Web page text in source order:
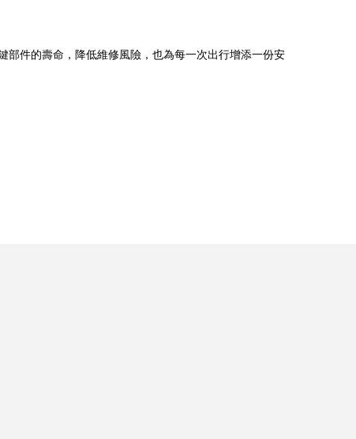
部件的壽命，降低維修風險，也為每一次出行增添一份安